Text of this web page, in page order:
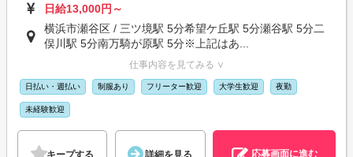
日給13,000円～
横浜市瀬谷区 / 三ツ境駅 5分希望ケ丘駅 5分瀬谷駅 5分二
俣川駅 5分南万騎が原駅 5分※上記はあ...
仕事内容を見てみる ∨
日払い・週払い 制服あり フリーター歓迎 大学生歓迎 夜勤
未経験歓迎
応募画面に進む